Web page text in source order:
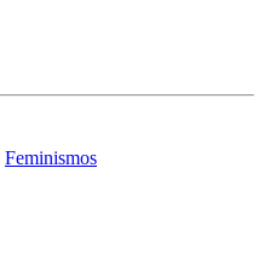
Feminismos